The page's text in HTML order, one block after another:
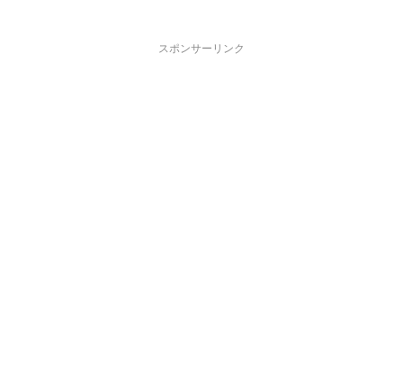
スポンサーリンク